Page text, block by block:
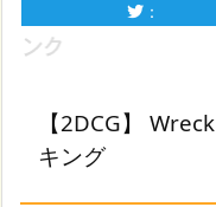
：
【2DCG】
キング